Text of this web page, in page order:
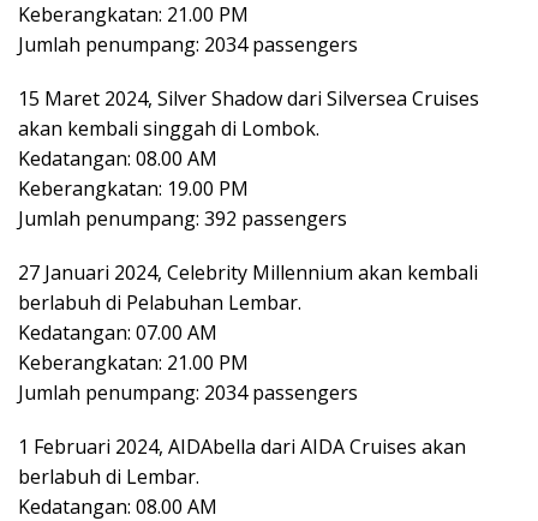
Keberangkatan: 21.00 PM
Jumlah penumpang: 2034 passengers
15 Maret 2024, Silver Shadow dari Silversea Cruises
akan kembali singgah di Lombok.
Kedatangan: 08.00 AM
Keberangkatan: 19.00 PM
Jumlah penumpang: 392 passengers
27 Januari 2024, Celebrity Millennium akan kembali
berlabuh di Pelabuhan Lembar.
Kedatangan: 07.00 AM
Keberangkatan: 21.00 PM
Jumlah penumpang: 2034 passengers
1 Februari 2024, AIDAbella dari AIDA Cruises akan
berlabuh di Lembar.
Kedatangan: 08.00 AM